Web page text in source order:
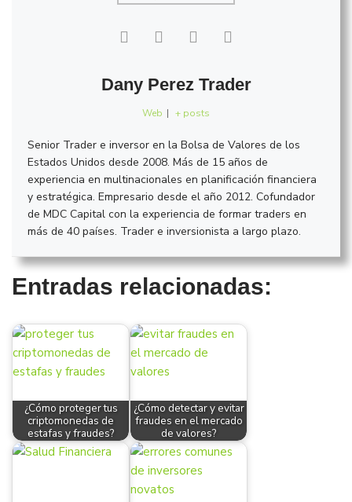
Dany Perez Trader
Web | + posts
Senior Trader e inversor en la Bolsa de Valores de los
Estados Unidos desde 2008. Más de 15 años de
experiencia en multinacionales en planificación financiera
y estratégica. Empresario desde el año 2012. Cofundador
de MDC Capital con la experiencia de formar traders en
más de 40 países. Trader e inversionista a largo plazo.
Entradas relacionadas:
¿Cómo proteger tus
criptomonedas de
estafas y fraudes?
¿Cómo detectar y evitar
fraudes en el mercado
de valores?